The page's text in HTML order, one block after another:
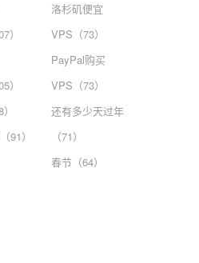
）
）
91）
洛杉矶便宜
VPS（73）
PayPal购买
VPS（73）
还有多少天过年
（71）
春节（64）